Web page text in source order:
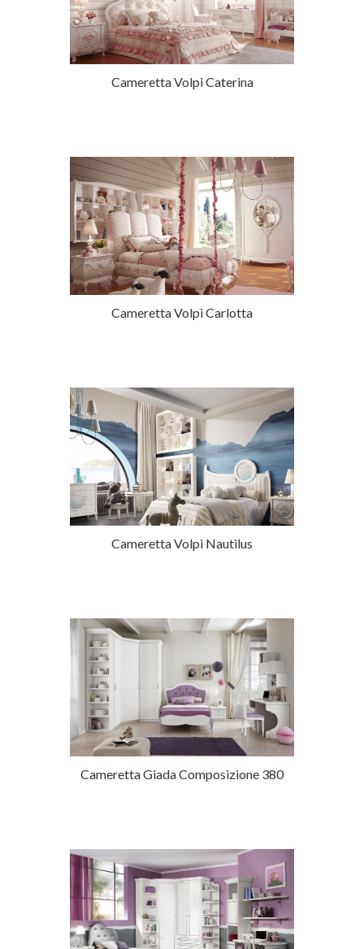
Cameretta Volpi Caterina
Cameretta Volpi Carlotta
Cameretta Volpi Nautilus
Cameretta Giada Composizione 380